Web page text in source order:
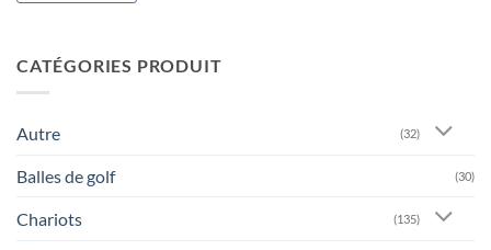
CATÉGORIES PRODUIT
Autre (32)
Balles de golf (30)
Chariots (135)